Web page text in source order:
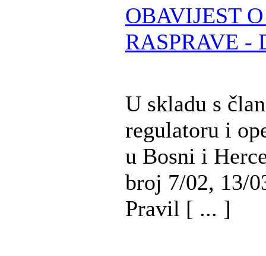
OBAVIJEST
RASPRAVE -
U skladu s
regulatoru i
u Bosni i
broj 7/02, 13/
Pravil [ ... ]